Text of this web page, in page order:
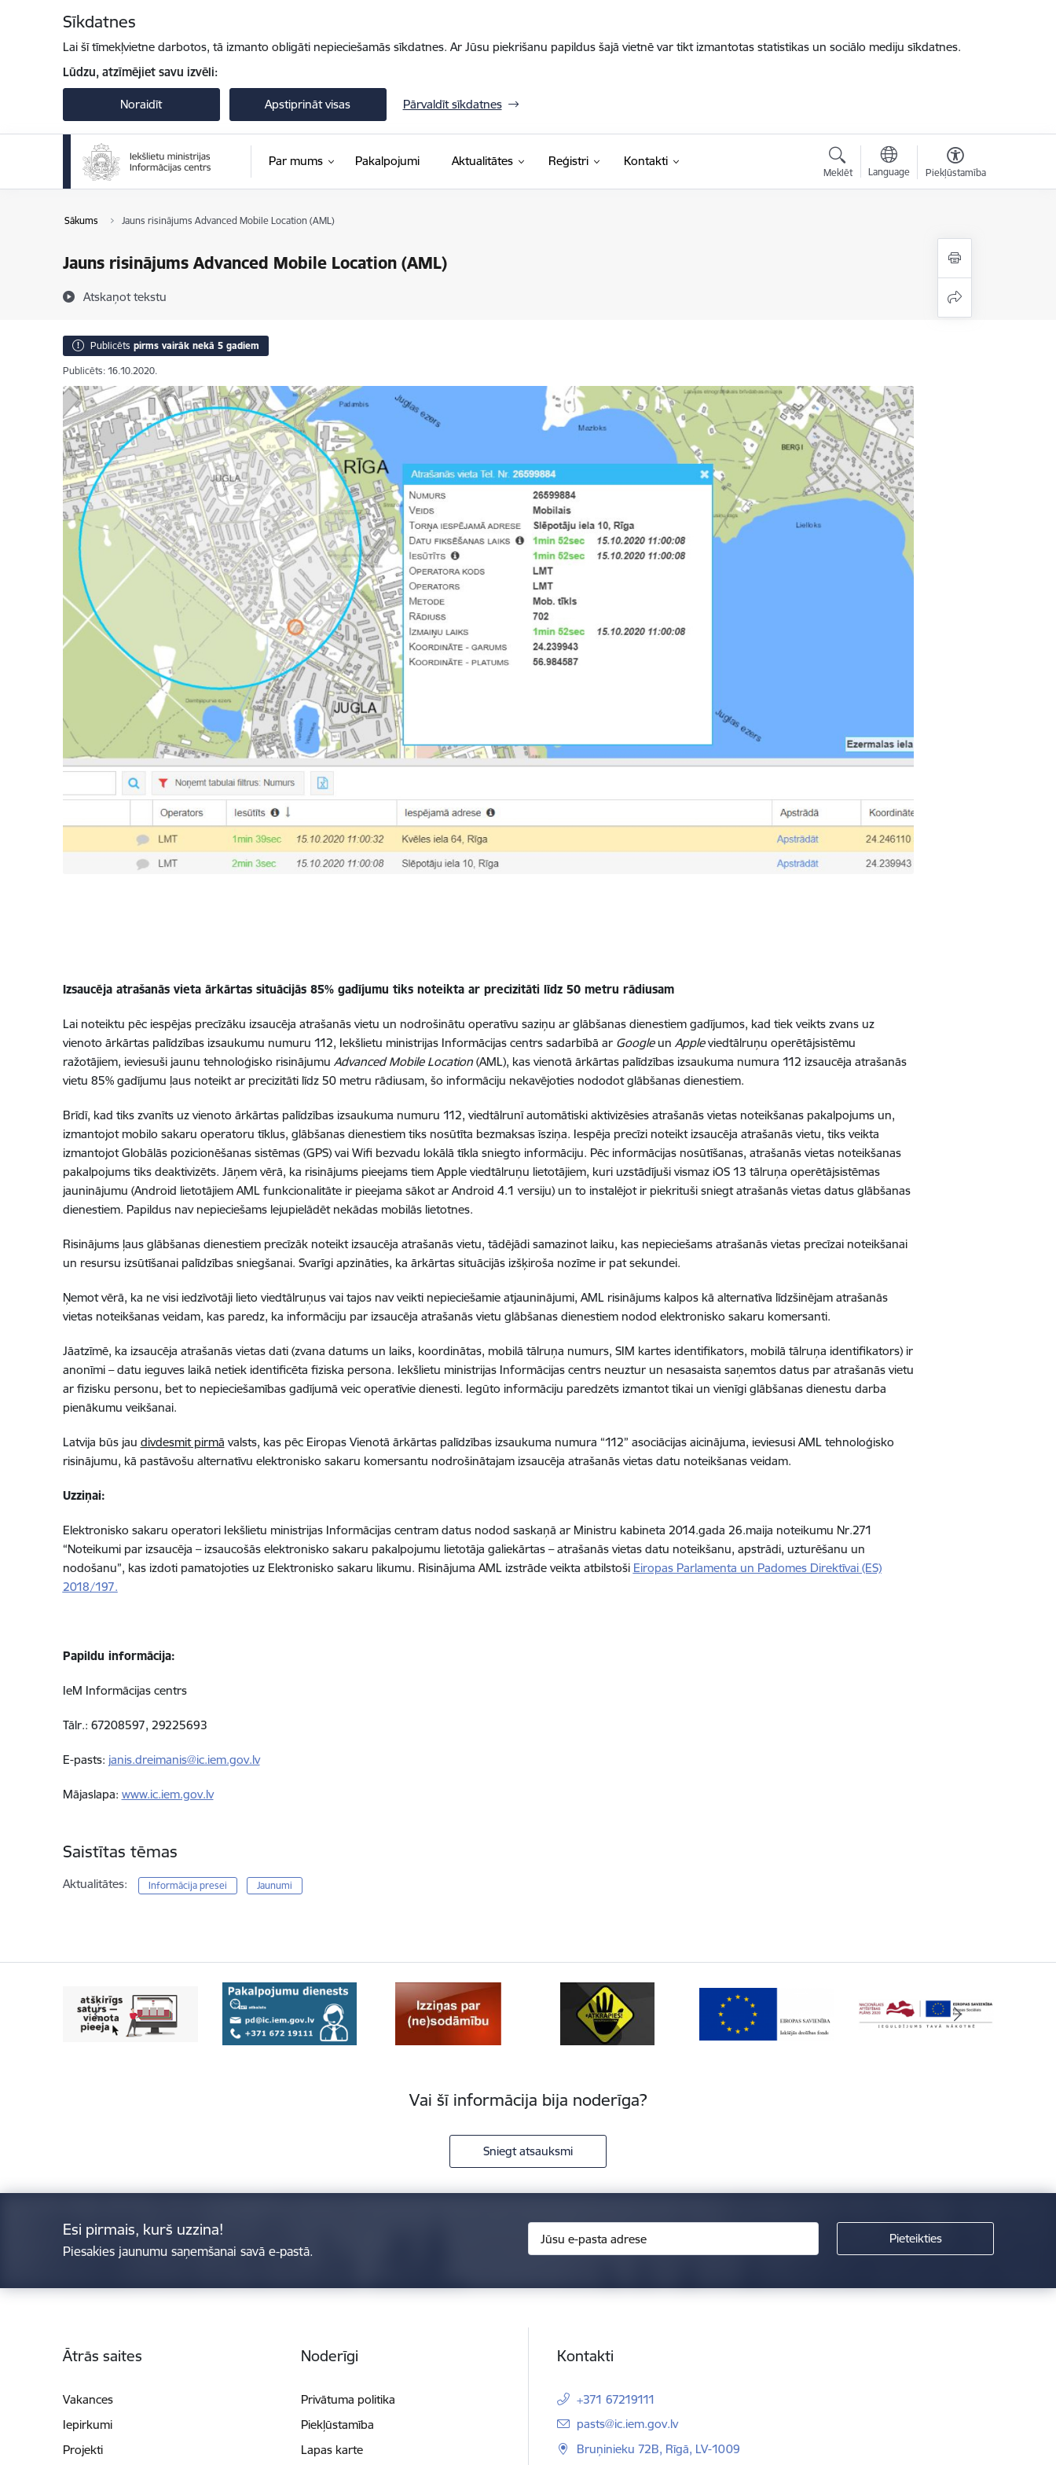
Sīkdatnes
Lai šī tīmekļvietne darbotos, tā izmanto obligāti nepieciešamās sīkdatnes. Ar Jūsu piekrišanu papildus šajā vietnē var tikt izmantotas statistikas un sociālo mediju sīkdatnes.
Lūdzu, atzīmējiet savu izvēli:
Noraidīt Apstiprināt visas Pārvaldīt sīkdatnes
Par mums Pakalpojumi Aktualitātes Reģistri Kontakti
Meklēt Language Piekļūstamība
Sākums Jauns risinājums Advanced Mobile Location (AML)
Jauns risinājums Advanced Mobile Location (AML)
Atskaņot tekstu
Publicēts pirms vairāk nekā 5 gadiem
Publicēts: 16.10.2020.
Izsaucēja atrašanās vieta ārkārtas situācijās 85% gadījumu tiks noteikta ar precizitāti līdz 50 metru rādiusam
Lai noteiktu pēc iespējas precīzāku izsaucēja atrašanās vietu un nodrošinātu operatīvu saziņu ar glābšanas dienestiem gadījumos, kad tiek veikts zvans uz
vienoto ārkārtas palīdzības izsaukumu numuru 112, Iekšlietu ministrijas Informācijas centrs sadarbībā ar Googleun Appleviedtālruņu operētājsistēmu
ražotājiem, ieviesuši jaunu tehnoloģisko risinājumu Advanced Mobile Location(AML), kas vienotā ārkārtas palīdzības izsaukuma numura 112 izsaucēja atrašanās
vietu 85% gadījumu ļaus noteikt ar precizitāti līdz 50 metru rādiusam, šo informāciju nekavējoties nododot glābšanas dienestiem.
Brīdī, kad tiks zvanīts uz vienoto ārkārtas palīdzības izsaukuma numuru 112, viedtālrunī automātiski aktivizēsies atrašanās vietas noteikšanas pakalpojums un,
izmantojot mobilo sakaru operatoru tīklus, glābšanas dienestiem tiks nosūtīta bezmaksas īsziņa. Iespēja precīzi noteikt izsaucēja atrašanās vietu, tiks veikta
izmantojot Globālās pozicionēšanas sistēmas (GPS) vai Wifi bezvadu lokālā tīkla sniegto informāciju. Pēc informācijas nosūtīšanas, atrašanās vietas noteikšanas
pakalpojums tiks deaktivizēts. Jāņem vērā, ka risinājums pieejams tiem Apple viedtālruņu lietotājiem, kuri uzstādījuši vismaz iOS 13 tālruņa operētājsistēmas
jauninājumu (Android lietotājiem AML funkcionalitāte ir pieejama sākot ar Android 4.1 versiju) un to instalējot ir piekrituši sniegt atrašanās vietas datus glābšanas
dienestiem. Papildus nav nepieciešams lejupielādēt nekādas mobilās lietotnes.
Risinājums ļaus glābšanas dienestiem precīzāk noteikt izsaucēja atrašanās vietu, tādējādi samazinot laiku, kas nepieciešams atrašanās vietas precīzai noteikšanai
un resursu izsūtīšanai palīdzības sniegšanai. Svarīgi apzināties, ka ārkārtas situācijās izšķiroša nozīme ir pat sekundei.
Ņemot vērā, ka ne visi iedzīvotāji lieto viedtālruņus vai tajos nav veikti nepieciešamie atjauninājumi, AML risinājums kalpos kā alternatīva līdzšinējam atrašanās
vietas noteikšanas veidam, kas paredz, ka informāciju par izsaucēja atrašanās vietu glābšanas dienestiem nodod elektronisko sakaru komersanti.
Jāatzīmē, ka izsaucēja atrašanās vietas dati (zvana datums un laiks, koordinātas, mobilā tālruņa numurs, SIM kartes identifikators, mobilā tālruņa identifikators) ir
anonīmi – datu ieguves laikā netiek identificēta fiziska persona. Iekšlietu ministrijas Informācijas centrs neuztur un nesasaista saņemtos datus par atrašanās vietu
ar fizisku personu, bet to nepieciešamības gadījumā veic operatīvie dienesti. Iegūto informāciju paredzēts izmantot tikai un vienīgi glābšanas dienestu darba
pienākumu veikšanai.
Latvija būs jau divdesmitpirmā valsts, kas pēc Eiropas Vienotā ārkārtas palīdzības izsaukuma numura “112” asociācijas aicinājuma, ieviesusi AML tehnoloģisko
risinājumu, kā pastāvošu alternatīvu elektronisko sakaru komersantu nodrošinātajam izsaucēja atrašanās vietas datu noteikšanas veidam.
Uzziņai:
Elektronisko sakaru operatori Iekšlietu ministrijas Informācijas centram datus nodod saskaņā ar Ministru kabineta 2014.gada 26.maija noteikumu Nr.271
“Noteikumi par izsaucēja – izsaucošās elektronisko sakaru pakalpojumu lietotāja galiekārtas – atrašanās vietas datu noteikšanu, apstrādi, uzturēšanu un
nodošanu”, kas izdoti pamatojoties uz Elektronisko sakaru likumu. Risinājuma AML izstrāde veikta atbilstoši Eiropas Parlamenta un Padomes Direktīvai (ES)
2018/197.
Papildu informācija:
IeM Informācijas centrs
Tālr.: 67208597, 29225693
E-pasts: janis.dreimanis@ic.iem.gov.lv
Mājaslapa: www.ic.iem.gov.lv
Saistītas tēmas
Aktualitātes: Informācija presei Jaunumi
Vai šī informācija bija noderīga?
Sniegt atsauksmi
Esi pirmais, kurš uzzina!
Piesakies jaunumu saņemšanai savā e-pastā.
Ātrās saites
Vakances
Iepirkumi
Projekti
Noderīgi
Privātuma politika
Piekļūstamība
Lapas karte
Kontakti
+371 67219111
E-pasts:
pasts@ic.iem.gov.lv
Bruņinieku 72B, Rīgā, LV-1009